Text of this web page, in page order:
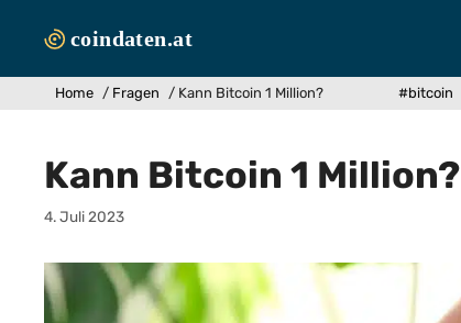
Inhalt
Home / Fragen / Kann Bitcoin 1 Million? #bitcoin
Kann Bitcoin 1 Million?
4. Juli 2023